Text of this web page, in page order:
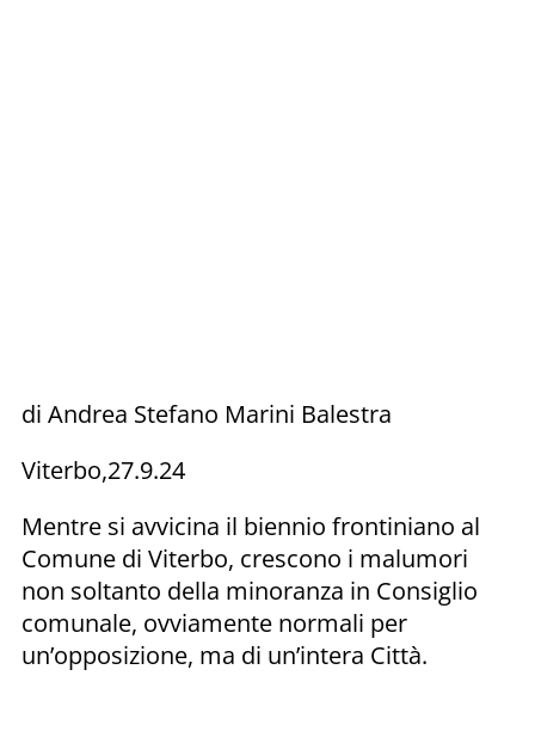
di Andrea Stefano Marini Balestra
Viterbo,27.9.24
Mentre si avvicina il biennio frontiniano al
Comune di Viterbo, crescono i malumori
non soltanto della minoranza in Consiglio
comunale, ovviamente normali per
un’opposizione, ma di un’intera Città.